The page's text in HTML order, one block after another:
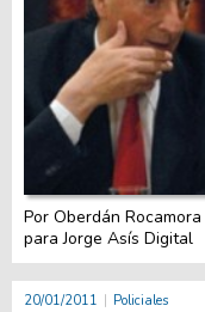
Por Oberdán Rocamora
para Jorge Asís Digital
20/01/2011 Policiales